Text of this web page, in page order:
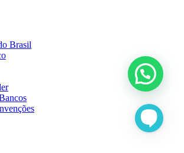
Brasil